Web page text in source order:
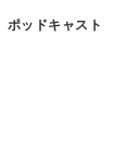
ポッドキャスト